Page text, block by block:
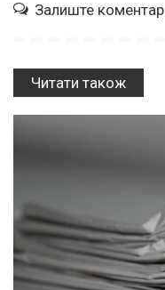
Залиште коментар
Читати також